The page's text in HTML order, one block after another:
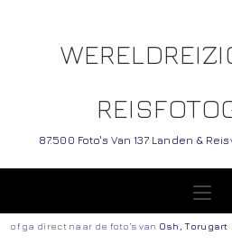
87.500 Foto's Van 137 Landen &
of ga direct naar de foto’s van Osh ,Torugart